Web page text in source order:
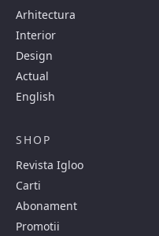
Arhitectura
Interior
Design
Actual
English
SHOP
Revista Igloo
Carti
Abonament
Promotii